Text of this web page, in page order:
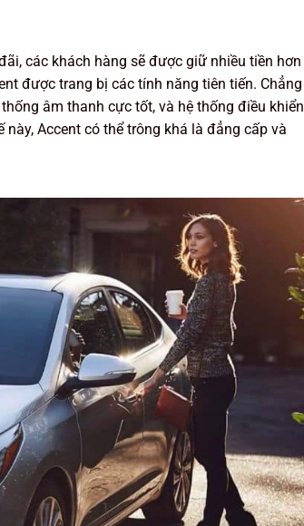
các khách hàng sẽ được giữ nhiều tiền hơn
được trang bị các tính năng tiên tiến. Chẳng
âm thanh cực tốt, và hệ thống điều khiển
Accent có thể trông khá là đẳng cấp và